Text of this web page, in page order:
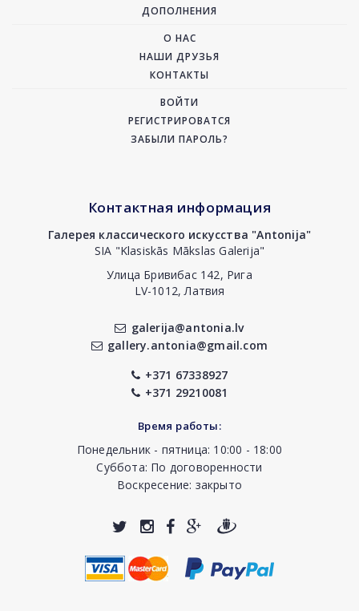
ДОПОЛНЕНИЯ
О НАС
НАШИ ДРУЗЬЯ
КОНТАКТЫ
ВОЙТИ
РЕГИСТРИРОВАТСЯ
ЗАБЫЛИ ПАРОЛЬ?
Контактная информация
Галерея классического искусства "Antonija"
SIA "Klasiskās Mākslas Galerija"
Улица Бривибас 142, Рига
LV-1012, Латвия
galerija@antonia.lv
gallery.antonia@gmail.com
+371 67338927
+371 29210081
Время работы:
Понедельник - пятница: 10:00 - 18:00
Суббота: По договоренности
Воскресение: закрыто